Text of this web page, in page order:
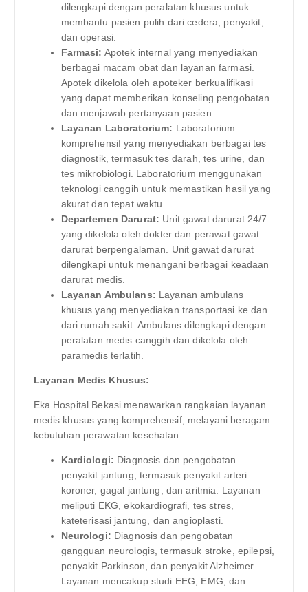
dilengkapi dengan peralatan khusus untuk
membantu pasien pulih dari cedera, penyakit,
dan operasi.
Farmasi: Apotek internal yang menyediakan
berbagai macam obat dan layanan farmasi.
Apotek dikelola oleh apoteker berkualifikasi
yang dapat memberikan konseling pengobatan
dan menjawab pertanyaan pasien.
Layanan Laboratorium: Laboratorium
komprehensif yang menyediakan berbagai tes
diagnostik, termasuk tes darah, tes urine, dan
tes mikrobiologi. Laboratorium menggunakan
teknologi canggih untuk memastikan hasil yang
akurat dan tepat waktu.
Departemen Darurat: Unit gawat darurat 24/7
yang dikelola oleh dokter dan perawat gawat
darurat berpengalaman. Unit gawat darurat
dilengkapi untuk menangani berbagai keadaan
darurat medis.
Layanan Ambulans: Layanan ambulans
khusus yang menyediakan transportasi ke dan
dari rumah sakit. Ambulans dilengkapi dengan
peralatan medis canggih dan dikelola oleh
paramedis terlatih.
Layanan Medis Khusus:
Eka Hospital Bekasi menawarkan rangkaian layanan
medis khusus yang komprehensif, melayani beragam
kebutuhan perawatan kesehatan:
Kardiologi: Diagnosis dan pengobatan
penyakit jantung, termasuk penyakit arteri
koroner, gagal jantung, dan aritmia. Layanan
meliputi EKG, ekokardiografi, tes stres,
kateterisasi jantung, dan angioplasti.
Neurologi: Diagnosis dan pengobatan
gangguan neurologis, termasuk stroke, epilepsi,
penyakit Parkinson, dan penyakit Alzheimer.
Layanan mencakup studi EEG, EMG, dan